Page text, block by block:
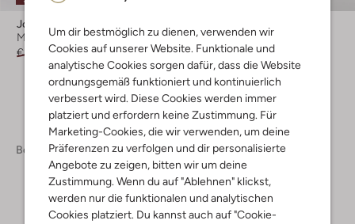
Um dir bestmöglich zu dienen, verwenden wir
Cookies auf unserer Website. Funktionale und
analytische Cookies sorgen dafür, dass die Website
ordnungsgemäß funktioniert und kontinuierlich
verbessert wird. Diese Cookies werden immer
platziert und erfordern keine Zustimmung. Für
Marketing-Cookies, die wir verwenden, um deine
Präferenzen zu verfolgen und dir personalisierte
Angebote zu zeigen, bitten wir um deine
Zustimmung. Wenn du auf "Ablehnen" klickst,
werden nur die funktionalen und analytischen
Cookies platziert. Du kannst auch auf "Cookie-
Josh V
Maxirock
€ 149,99 € 104,99
Maxirock
€ 139,99 € 55,99
Bekleidung Röcke